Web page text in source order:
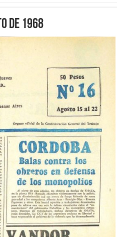
de 1968